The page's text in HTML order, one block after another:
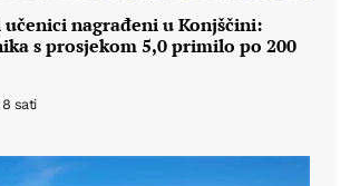
nagrađeni u Konjščini:
s prosjekom 5,0 primilo po 200
8 sati